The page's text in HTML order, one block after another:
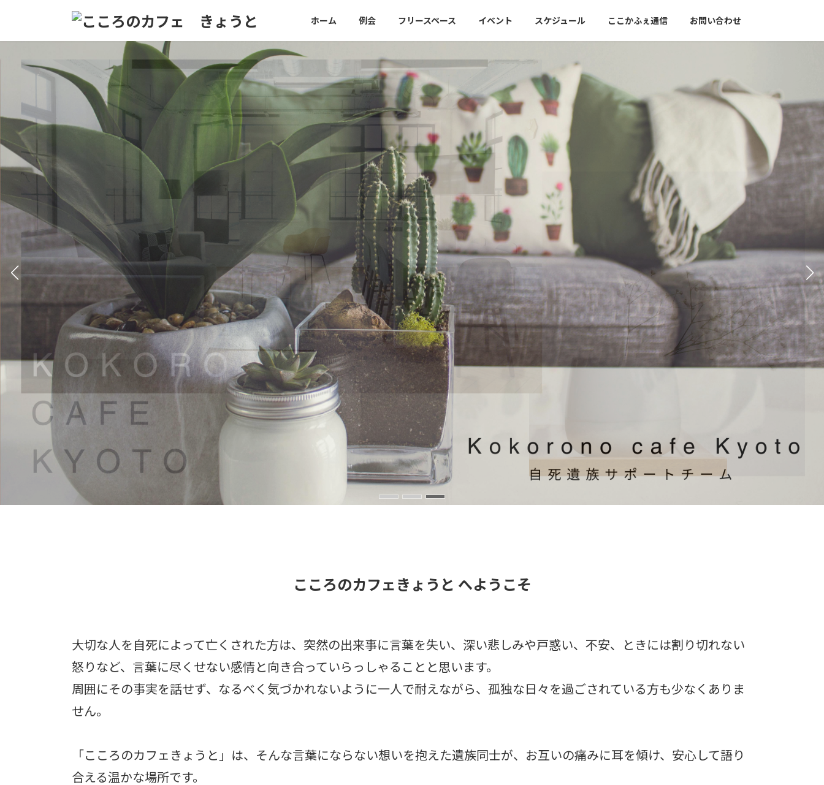
プ
動
ホーム 例会 フリースペース イベント スケジュール ここかふぇ通信 お問い合わせ
こころのカフェきょうと へようこそ
大切な人を自死によって亡くされた方は、突然の出来事に言葉を失い、深い悲しみや戸惑い、不安、ときには割り切れない
怒りなど、言葉に尽くせない感情と向き合っていらっしゃることと思います。
周囲にその事実を話せず、なるべく気づかれないように一人で耐えながら、孤独な日々を過ごされている方も少なくありま
せん。
「こころのカフェきょうと」は、そんな言葉にならない想いを抱えた遺族同士が、お互いの痛みに耳を傾け、安心して語り
合える温かな場所です。